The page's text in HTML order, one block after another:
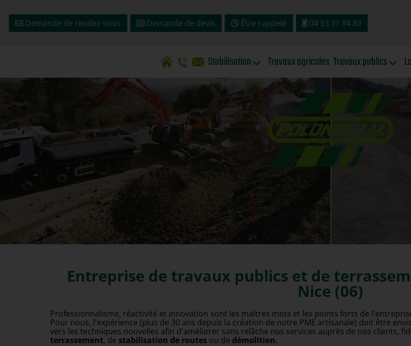
Demande de rendez-vous Demande de devis Être rappelé 04 93 31 84 89
Stabilisation Travaux agricoles Travaux publics
POLONIO JM Saint-Laurent-du-Var, entreprise TP et travaux publics
Entreprise de travaux publics et de
Nice (06)
Professionnalisme, réactivité et innovation sont les maîtres mots et les points forts de l'entreprise
Pour nous, l'expérience (plus de 30 ans depuis la création de notre PME artisanale) doit être
vers les techniques nouvelles afin d'améliorer sans relâche nos services auprès de nos clients,
terrassement, de stabilisation de routes ou de démolition.